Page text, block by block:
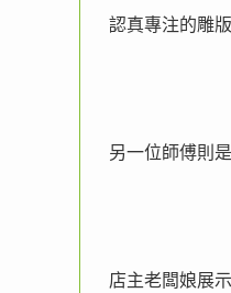
認真專注的雕
另一位師傅則
店主老闆娘展